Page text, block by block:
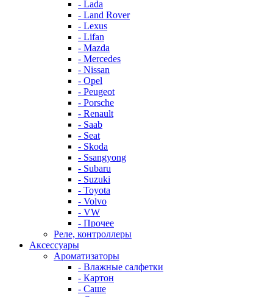
- Lada
- Land Rover
- Lexus
- Lifan
- Mazda
- Mercedes
- Nissan
- Opel
- Peugeot
- Porsche
- Renault
- Saab
- Seat
- Skoda
- Ssangyong
- Subaru
- Suzuki
- Toyota
- Volvo
- VW
- Прочее
Реле, контроллеры
Аксессуары
Ароматизаторы
- Влажные салфетки
- Картон
- Саше